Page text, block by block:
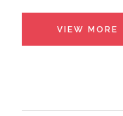
VIEW MORE